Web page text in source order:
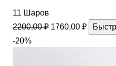
11 Шаров
2200,00₽ 1760,00 ₽
-20%